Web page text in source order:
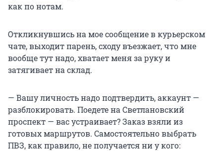
как по нотам.
Откликнувшись на мое сообщение в курьерском
чате, выходит парень, сходу въезжает, что мне
вообще тут надо, хватает меня за руку и
затягивает на склад.
— Вашу личность надо подтвердить, аккаунт —
разблокировать. Поедете на Светлановский
проспект — вас устраивает? Заказ взяли из
готовых маршрутов. Самостоятельно выбрать
ПВЗ, как правило, не получается ни у кого: